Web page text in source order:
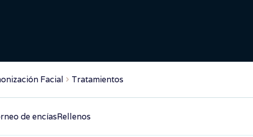
Facial Tratamientos
de encíasRellenos